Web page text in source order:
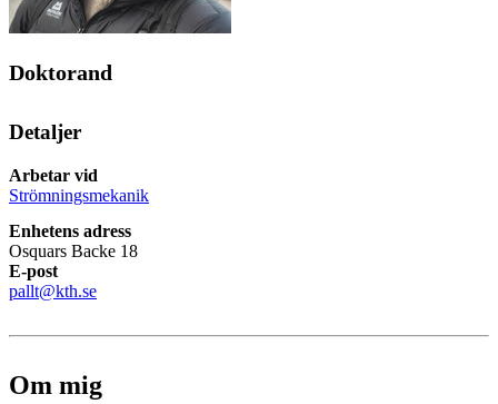
Doktorand
Detaljer
Arbetar vid
Strömningsmekanik
Enhetens adress
Osquars Backe 18
E-post
pallt@kth.se
Om mig